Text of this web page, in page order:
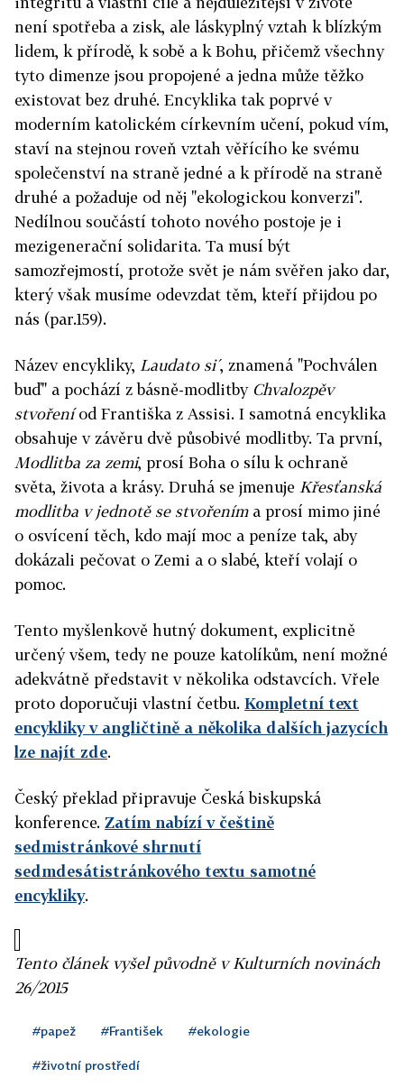
není spotřeba a zisk, ale láskyplný vztah k blízkým
lidem, k přírodě, k sobě a k Bohu, přičemž všechny
tyto dimenze jsou propojené a jedna může těžko
existovat bez druhé. Encyklika tak poprvé v
moderním katolickém církevním učení, pokud vím,
staví na stejnou roveň vztah věřícího ke svému
společenství na straně jedné a k přírodě na straně
druhé a požaduje od něj "ekologickou konverzi".
Nedílnou součástí tohoto nového postoje je i
mezigenerační solidarita. Ta musí být
samozřejmostí, protože svět je nám svěřen jako dar,
který však musíme odevzdat těm, kteří přijdou po
nás (par.159).
Název encykliky, Laudato si´, znamená "Pochválen
buď" a pochází z básně-modlitby Chvalozpěv
stvořeníod Františka z Assisi. I samotná encyklika
obsahuje v závěru dvě působivé modlitby. Ta první,
Modlitba za zemi, prosí Boha o sílu k ochraně
světa, života a krásy. Druhá se jmenuje Křesťanská
modlitba v jednotě se stvořením a prosí mimo jiné
o osvícení těch, kdo mají moc a peníze tak, aby
dokázali pečovat o Zemi a o slabé, kteří volají o
pomoc.
Tento myšlenkově hutný dokument, explicitně
určený všem, tedy ne pouze katolíkům, není možné
adekvátně představit v několika odstavcích. Vřele
proto doporučuji vlastní četbu. Kompletní text
encykliky v angličtině a několika dalších jazycích
lze najít zde.
Český překlad připravuje Česká biskupská
konference. Zatím nabízí v češtině
sedmistránkové shrnutí
sedmdesátistránkového textu samotné
encykliky.
Tento článek vyšel původně v Kulturních novinách
26/2015
#papež #František #ekologie
#životní prostředí